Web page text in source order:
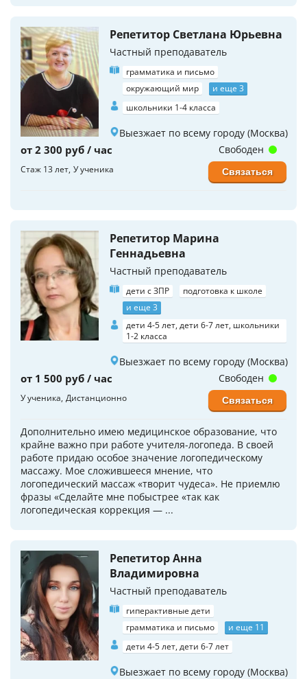
Репетитор Светлана Юрьевна
Частный преподаватель
грамматика и письмо
окружающий мир
и еще 3
школьники 1-4 класса
Выезжает по всему городу (Москва)
от 2 300 руб / час
Стаж 13 лет У ученика
Свободен
Связаться
Репетитор Марина
Геннадьевна
Частный преподаватель
дети с ЗПР
подготовка к школе
и еще 3
дети 4-5 лет, дети 6-7 лет, школьники
1-2 класса
Выезжает по всему городу (Москва)
от 1 500 руб / час
У ученика Дистанционно
Дополнительно имею медицинское образование, что
крайне важно при работе учителя-логопеда. В своей
работе придаю особое значение логопедическому
массажу. Мое сложившееся мнение, что
логопедический массаж «творит чудеса». Не приемлю
фразы «Сделайте мне побыстрее «так как
логопедическая коррекция — ...
Свободен
Связаться
Репетитор Анна
Владимировна
Частный преподаватель
гиперактивные дети
грамматика и письмо
и еще 11
дети 4-5 лет, дети 6-7 лет
Выезжает по всему городу (Москва)